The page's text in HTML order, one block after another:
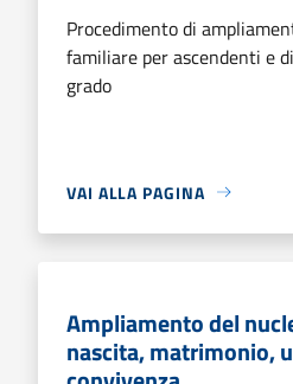
Procedimento di
familiare per ascendenti e
grado
VAI ALLA PAGINA
Ampliamento del
nascita, matrimonio,